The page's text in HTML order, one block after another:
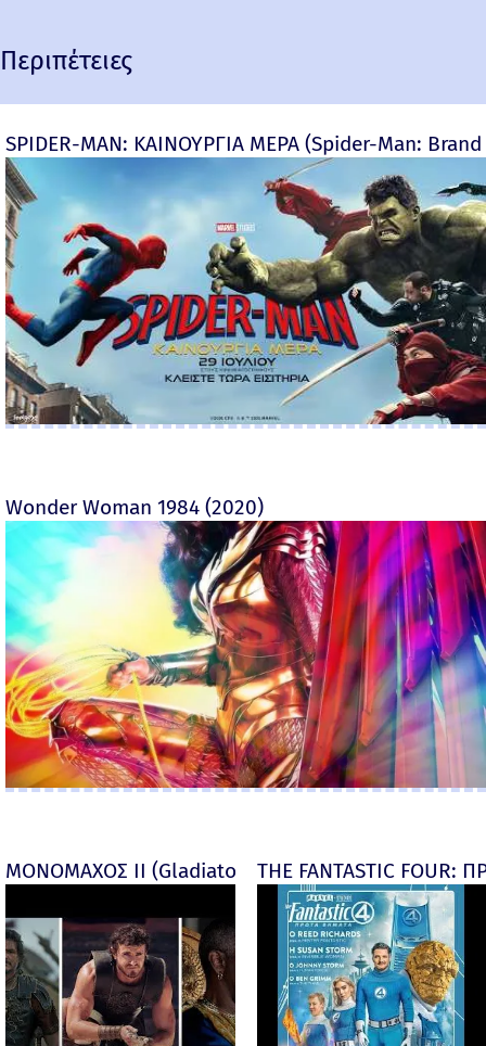
Περιπέτειες
SPIDER-MAN: ΚΑΙΝΟΥΡΓΙΑ ΜΕΡΑ (Spider-Man:
Wonder Woman 1984 (2020)
ΜΟΝΟΜΑΧΟΣ ΙΙ (Gladiator II) -THE FANTASTIC